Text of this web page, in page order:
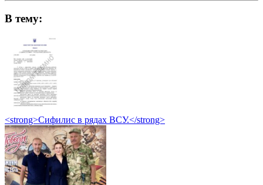
В тему:
<strong>Сифилис в рядах ВСУ.</strong>